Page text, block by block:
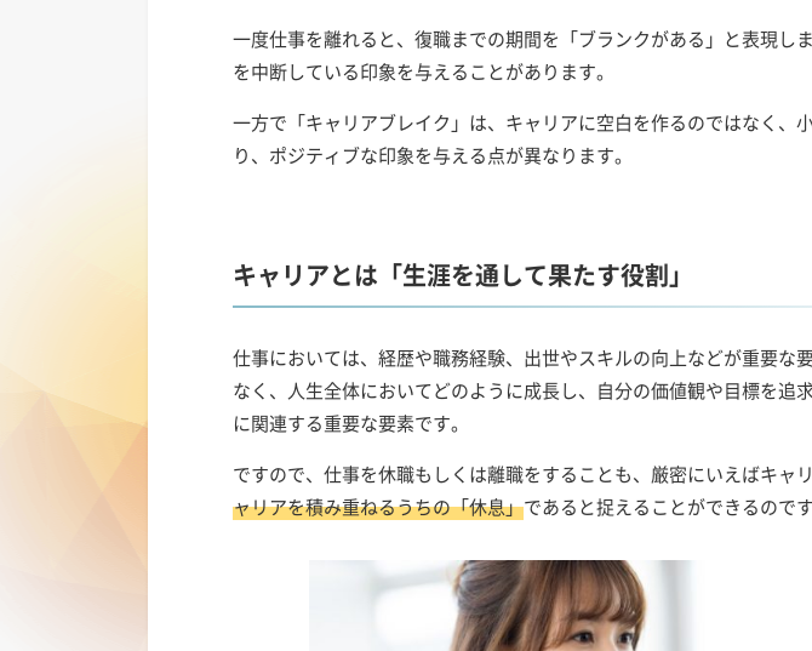
一度仕事を離れると、復職までの期間を「ブランクがある」と表現し
を中断している印象を与えることがあります。
一方で「キャリアブレイク」は、キャリアに空白を作るのではなく、
り、ポジティブな印象を与える点が異なります。
キャリアとは「生涯を通して果たす役割」
仕事においては、経歴や職務経験、出世やスキルの向上などが重要な
なく、人生全体においてどのように成長し、自分の価値観や目標を追
に関連する重要な要素です。
ですので、仕事を休職もしくは離職をすることも、厳密にいえばキャ
ャリアを積み重ねるうちの「休息」であると捉えることができるのです